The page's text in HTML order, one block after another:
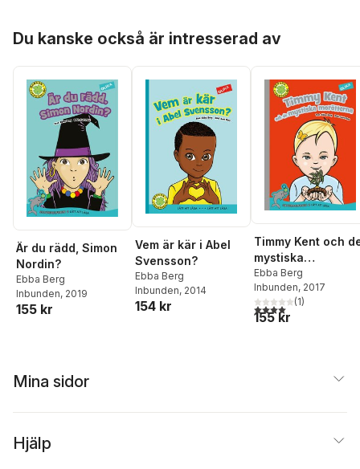
Du kanske också är intresserad av
Är du rädd, Simon
Nordin?
Ebba Berg
Inbunden, 2019
155 kr
Vem är kär i Abel
Svensson?
Ebba Berg
Inbunden, 2014
154 kr
Timmy Kent och
mystiska
morötterna
Ebba Berg
Inbunden, 2017
4,0utav 5 stjärnor.
(1)
155 kr
Mina sidor
Hjälp